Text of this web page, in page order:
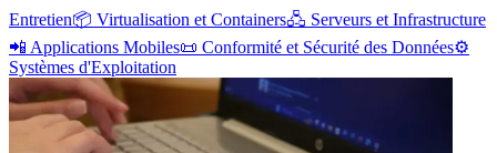
Entretien📦 Virtualisation et Containers🖧 Serveurs et Infrastructure
📲 Applications Mobiles📜 Conformité et Sécurité des Données⚙️
Systèmes d'Exploitation